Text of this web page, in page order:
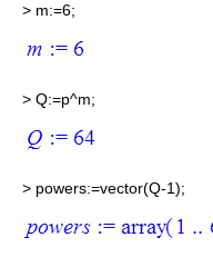
> m:=6;
> Q:=p^m;
> powers:=vector(Q-1);